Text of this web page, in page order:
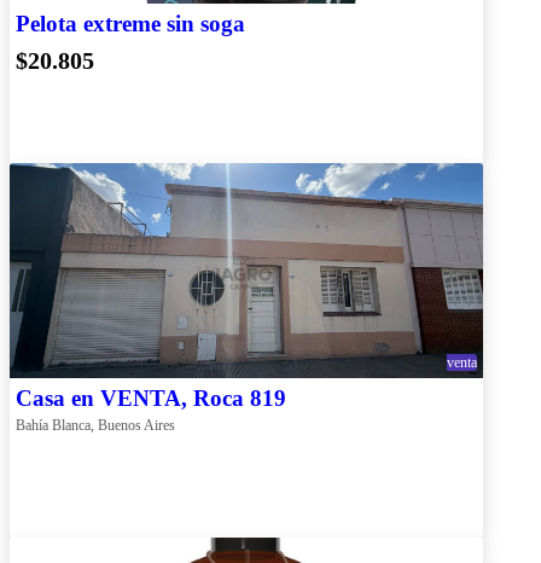
Pelota extreme sin soga
$20.805
venta
Casa en VENTA, Roca 819
Bahía Blanca, Buenos Aires